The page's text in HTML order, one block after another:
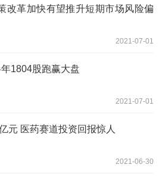
改革加快有望推升短期市场风险偏
2021-07-01
1804股跑赢大盘
2021-07-01
元 医药赛道投资回报惊人
2021-06-30